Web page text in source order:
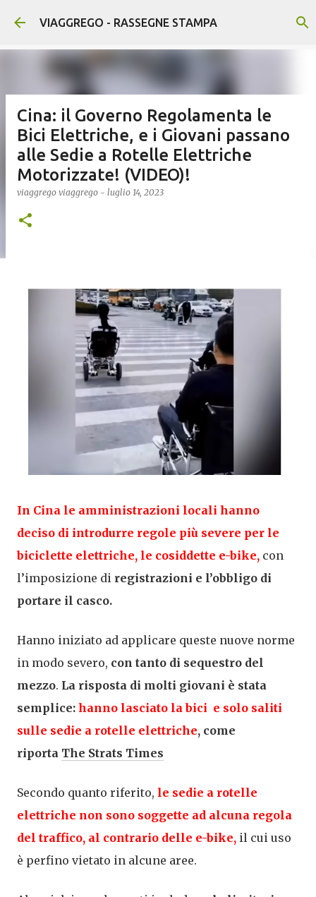
Passa ai contenuti principali
VIAGGREGO - RASSEGNE STAMPA
Cina: il Governo Regolamenta le
Bici Elettriche, e i Giovani passano
alle Sedie a Rotelle Elettriche
Motorizzate! (VIDEO)!
viaggrego viaggrego - luglio 14, 2023
In Cina le amministrazioni locali hanno
deciso di introdurre regole più severe per le
biciclette elettriche, le cosiddette e-bike, con
l’imposizione di registrazioni e l’obbligo di
portare il casco.
Hanno iniziato ad applicare queste nuove norme
in modo severo, con tanto di sequestro del
mezzo. La risposta di molti giovani è stata
semplice: hanno lasciato la bici e solo saliti
sulle sedie a rotelle elettriche, come
riporta The Strats Times
Secondo quanto riferito, le sedie a rotelle
elettriche non sono soggette ad alcuna regola
del traffico, al contrario delle e-bike, il cui uso
è perfino vietato in alcune aree.